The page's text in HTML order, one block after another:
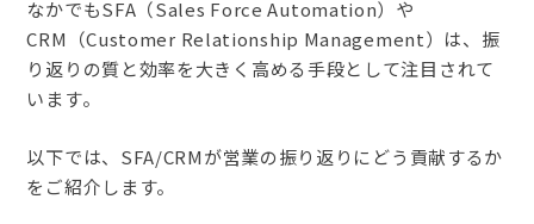
なかでもSFA（Sales Force Automation）や
CRM（Customer Relationship Management）は、振
り返りの質と効率を大きく高める手段として注目されて
います。
以下では、SFA/CRMが営業の振り返りにどう貢献するか
をご紹介します。